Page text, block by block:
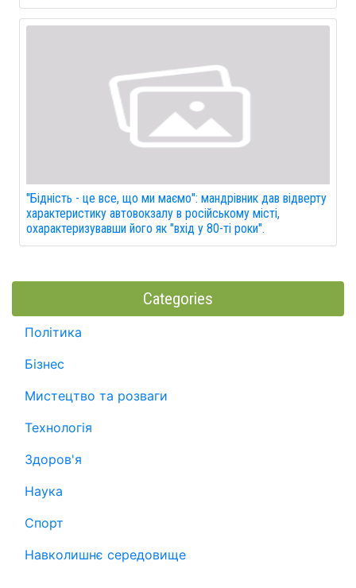
"Бідність - це все, що ми маємо": мандрівник дав відверту
характеристику автовокзалу в російському місті,
охарактеризувавши його як "вхід у 80-ті роки".
Categories
Політика
Бізнес
Мистецтво та розваги
Технологія
Здоров'я
Наука
Спорт
Навколишнє середовище